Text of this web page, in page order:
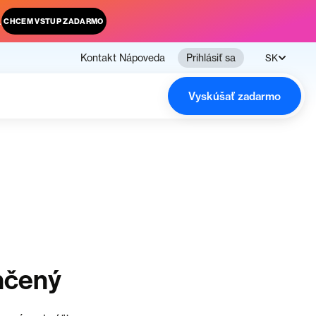
CHCEM VSTUP ZADARMO
Kontakt Nápoveda Prihlásiť sa SK
Vyskúšať zadarmo